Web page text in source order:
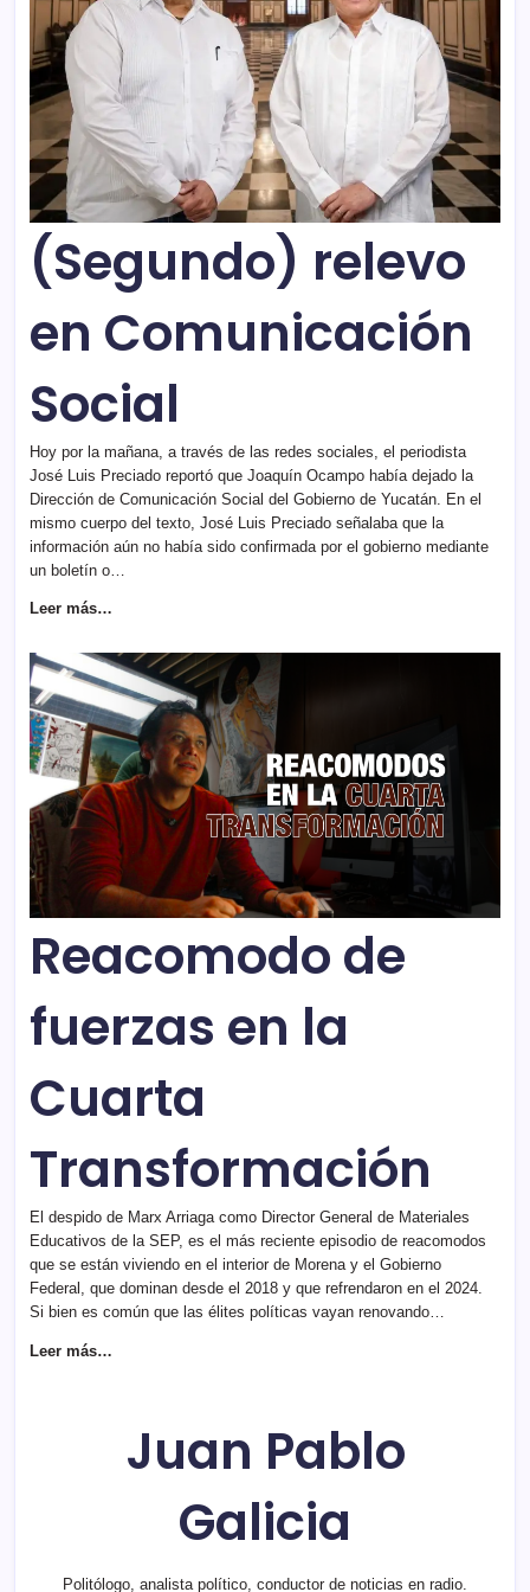
(Segundo) relevo
en Comunicación
Social
Hoy por la mañana, a través de las redes sociales, el periodista
José Luis Preciado reportó que Joaquín Ocampo había dejado la
Dirección de Comunicación Social del Gobierno de Yucatán. En el
mismo cuerpo del texto, José Luis Preciado señalaba que la
información aún no había sido confirmada por el gobierno mediante
un boletín o…
Leer más…
Reacomodo de
fuerzas en la
Cuarta
Transformación
El despido de Marx Arriaga como Director General de Materiales
Educativos de la SEP, es el más reciente episodio de reacomodos
que se están viviendo en el interior de Morena y el Gobierno
Federal, que dominan desde el 2018 y que refrendaron en el 2024.
Si bien es común que las élites políticas vayan renovando…
Leer más…
Juan Pablo
Galicia
Politólogo, analista político, conductor de noticias en radio.